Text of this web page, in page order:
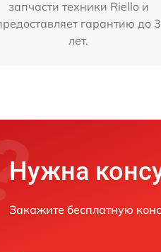
запчасти техники Riello и
гарантию до 3
лет.
Нужна
Закажите бесплатную